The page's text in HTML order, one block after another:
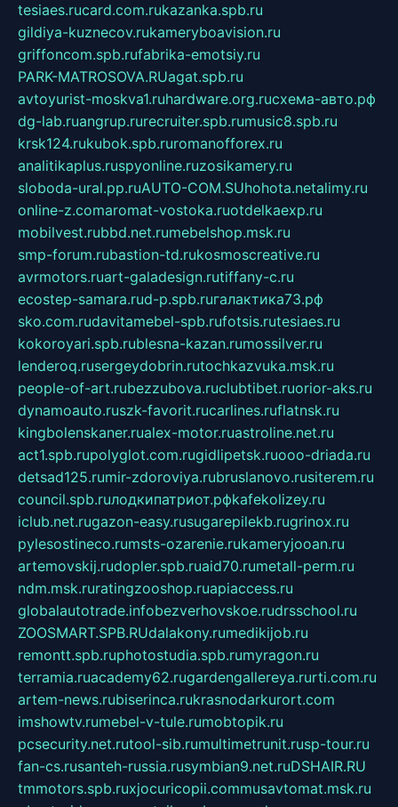
tesiaes.rucard.com.rukazanka.spb.ru
gildiya-kuznecov.rukameryboavision.ru
griffoncom.spb.rufabrika-emotsiy.ru
PARK-MATROSOVA.RUagat.spb.ru
avtoyurist-moskva1.ruhardware.org.ruсхема-авто.рф
dg-lab.ruangrup.rurecruiter.spb.rumusic8.spb.ru
krsk124.rukubok.spb.ruromanofforex.ru
analitikaplus.ruspyonline.ruzosikamery.ru
sloboda-ural.pp.ruAUTO-COM.SUhohota.netalimy.ru
online-z.comaromat-vostoka.ruotdelkaexp.ru
mobilvest.rubbd.net.rumebelshop.msk.ru
smp-forum.rubastion-td.rukosmoscreative.ru
avrmotors.ruart-galadesign.rutiffany-c.ru
ecostep-samara.rud-p.spb.ruгалактика73.рф
sko.com.rudavitamebel-spb.rufotsis.rutesiaes.ru
kokoroyari.spb.rublesna-kazan.rumossilver.ru
lenderoq.rusergeydobrin.rutochkazvuka.msk.ru
people-of-art.rubezzubova.ruclubtibet.ruorior-aks.ru
dynamoauto.ruszk-favorit.rucarlines.ruflatnsk.ru
kingbolenskaner.rualex-motor.ruastroline.net.ru
act1.spb.rupolyglot.com.rugidlipetsk.ruooo-driada.ru
detsad125.rumir-zdoroviya.rubruslanovo.rusiterem.ru
council.spb.ruлодкипатриот.рфkafekolizey.ru
iclub.net.rugazon-easy.rusugarepilekb.rugrinox.ru
pylesostineco.rumsts-ozarenie.rukameryjooan.ru
artemovskij.rudopler.spb.ruaid70.rumetall-perm.ru
ndm.msk.ruratingzooshop.ruapiaccess.ru
globalautotrade.infobezverhovskoe.rudrsschool.ru
ZOOSMART.SPB.RUdalakony.rumedikijob.ru
remontt.spb.ruphotostudia.spb.rumyragon.ru
terramia.ruacademy62.rugardengallereya.rurti.com.ru
artem-news.rubiserinca.rukrasnodarkurort.com
imshowtv.rumebel-v-tule.rumobtopik.ru
pcsecurity.net.rutool-sib.rumultimetrunit.rusp-tour.ru
fan-cs.rusanteh-russia.rusymbian9.net.ruDSHAIR.RU
tmmotors.spb.ruxjocuricopii.commusavtomat.msk.ru